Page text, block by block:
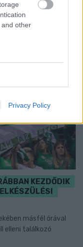
other
Privacy Policy
Szólj hozzá!
KEZDŐDIK
másfél órával
elleni találkozó